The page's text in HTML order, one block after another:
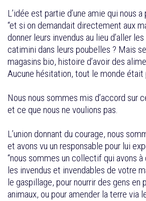
L’idée est partie d’une amie qui nous
“et si on demandait directement aux
donner leurs invendus au lieu d’aller
catimini dans leurs poubelles ? Mais
magasins bio, histoire d’avoir des
Aucune hésitation, tout le monde était
Nous nous sommes mis d’accord sur
et ce que nous ne voulions pas.
L’union donnant du courage, nous
et avons vu un responsable pour lui
“nous sommes un collectif qui avons
les invendus et invendables de votre
le gaspillage, pour nourrir des gens en
animaux, ou pour amender la terre via